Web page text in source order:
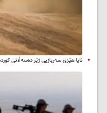
ئایا هێزی سەربازیی ژێر دەسەڵاتی